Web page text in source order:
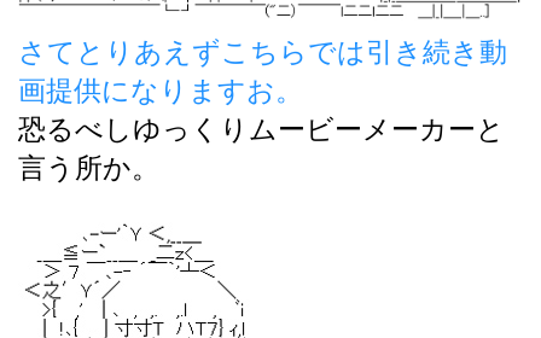
さてとりあえずこちらでは引き続き動
画提供になりますお。
恐るべしゆっくりムービーメーカーと
言う所か。